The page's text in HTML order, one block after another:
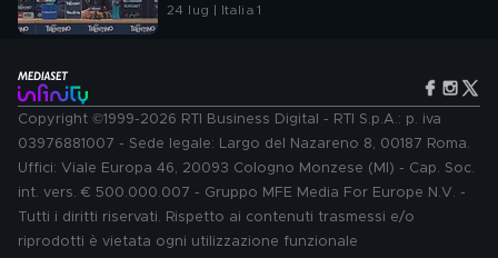
24 lug | Italia 1
Copyright ©1999-2026 RTI Business Digital - RTI S.p.A.: p. iva
03976881007 - Sede legale: Largo del Nazareno 8, 00187 Roma.
Uffici: Viale Europa 46, 20093 Cologno Monzese (MI) - Cap. Soc.
int. vers. € 500.000.007 - Gruppo MFE Media For Europe N.V. -
Tutti i diritti riservati. Rispetto ai contenuti trasmessi e/o
riprodotti è vietata ogni utilizzazione funzionale